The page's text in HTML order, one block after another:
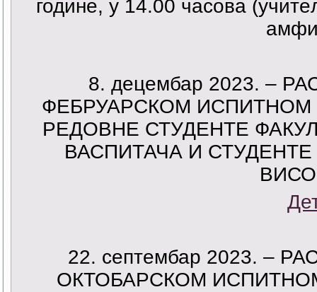
године, у 14.00 часова
8. децембар 2023. –
ФЕБРУАРСКОМ ИСПИТНОМ
РЕДОВНЕ СТУДЕНТЕ
ВАСПИТАЧА И
22. септембар 2023. –
ОКТОБАРСКОМ